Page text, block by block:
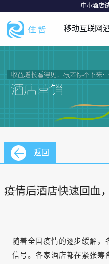
中小酒店
移动互联网
返回
疫情后酒店快速回血
随着全国疫情的逐步缓解，
信号。 各家酒店都在紧张筹